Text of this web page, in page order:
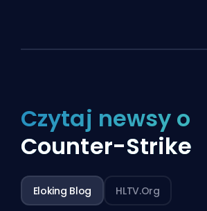
Czytaj newsy o
Counter-Strike
Eloking Blog HLTV.org